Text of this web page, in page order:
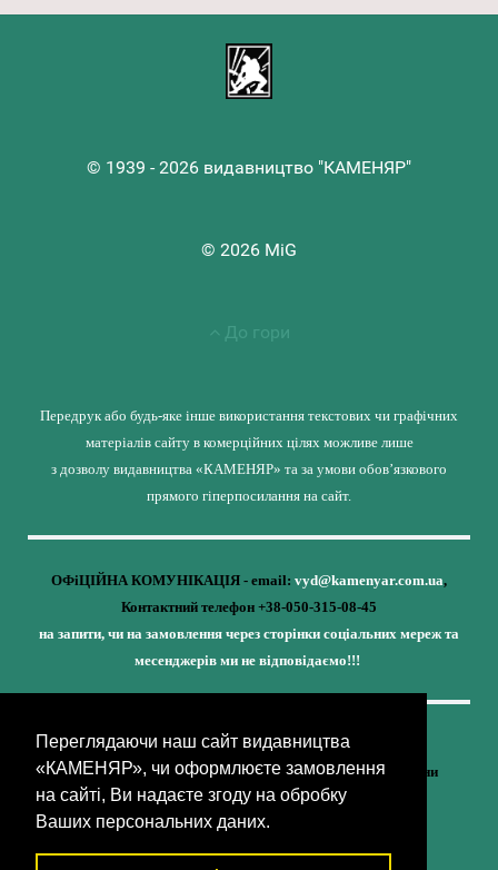
Переглядаючи наш сайт видавництва
«КАМЕНЯР», чи оформлюєте замовлення
на сайті, Ви надаєте згоду на обробку
Ваших персональних даних.
© 1939 - 2026 видавництво "КАМЕНЯР"
© 2026 MiG
До гори
Передрук або будь-яке інше використання текстових чи графічних
матеріалів сайту в комерційних цілях можливе лише
з дозволу видавництва «КАМЕНЯР» та за умови обов’язкового
прямого гіперпосилання на сайт.
ОФіЦІЙНА КОМУНІКАЦІЯ - email: vyd@kamenyar.com.ua,
Контактний телефон +38-050-315-08-45
на запити, чи на замовлення через сторінки соціальних мереж та
месенджерів ми не відповідаємо!!!
Кожне наше видання - це внесок у спротив,
у збереження ідентичності та неминучу перемогу України
(видавництво «КАМЕНЯР»)